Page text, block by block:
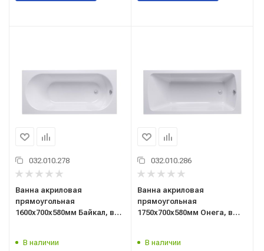
032.010.278
Ванна акриловая
прямоугольная
1600х700х580мм Байкал, в
Россия
В наличии
032.010.286
Ванна акриловая
прямоугольная
1750х700х580мм Онега, в
Россия
В наличии